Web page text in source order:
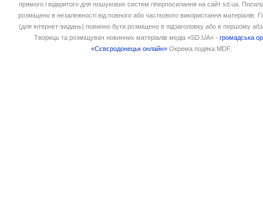
прямого і відкритого для пошукових систем гіперпосилання на сайт sd.ua.
розміщено в незалежності від повного або часткового використання матеріалів.
(для інтернет-видань) повинно бути розміщено в підзаголовку або в першому
Творець та розміщувач новинних матеріалів медіа «SD.UA» -громадська
«Сєвєродонецьк онлайн» Окрема подяка MDF.